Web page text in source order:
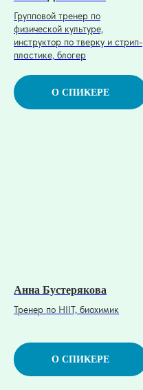
Групповой тренер по
физической культуре,
инструктор по тверку и стрип-
пластике, блогер
О СПИКЕРЕ
Анна Бустерякова
Тренер по HIIT, биохимик
О СПИКЕРЕ